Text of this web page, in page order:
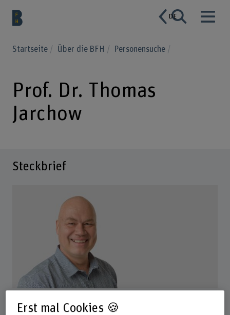
DE
Startseite Über die BFH Personensuche
Prof. Dr. Thomas
Jarchow
Steckbrief
Dozent
Erst mal Cookies 🍪